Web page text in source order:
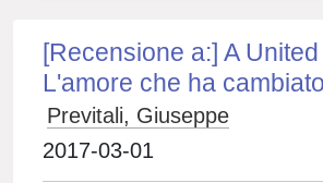
[Recensione a:] A
L'amore che ha
Previtali, Giuseppe
2017-03-01